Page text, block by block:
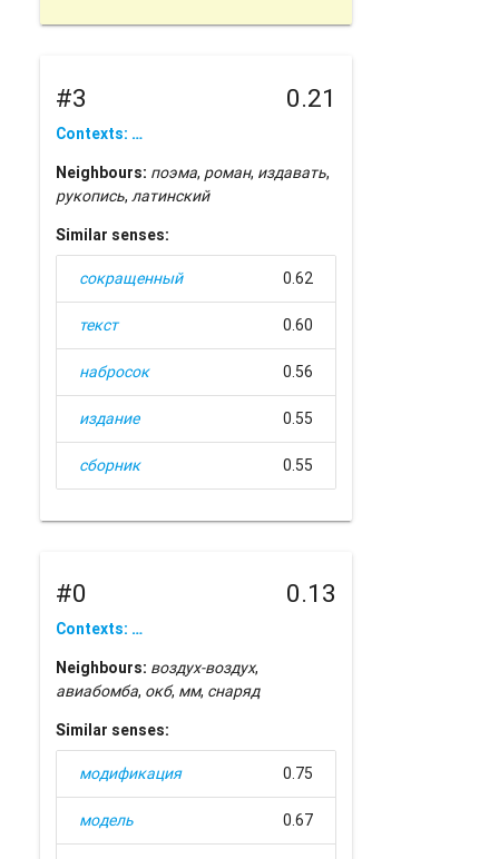
#3 0.21
Contexts: …
Neighbours: поэма, роман, издавать,
рукопись,латинский
Similar senses:
сокращенный 0.62
текст 0.60
набросок 0.56
издание 0.55
сборник 0.55
#0 0.13
Contexts: …
Neighbours: воздух-воздух,
авиабомба, окб, мм, снаряд
Similar senses:
модификация 0.75
модель 0.67